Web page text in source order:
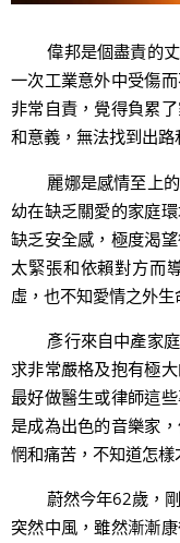
偉邦是個盡責的丈
一次工業意外中受傷
非常自責，覺得負累
和意義，無法找到出路
麗娜是感情至上的
幼在缺乏關愛的家庭
缺乏安全感，極度渴
太緊張和依賴對方而
虛，也不知愛情之外生
彥行來自中產家庭
求非常嚴格及抱有極
最好做醫生或律師這
是成為出色的音樂家
惘和痛苦，不知道怎樣
蔚然今年62歲，剛
突然中風，雖然漸漸